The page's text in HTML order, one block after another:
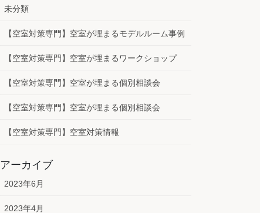
未分類
【空室対策専門】空室が埋まるモデルルーム事例
【空室対策専門】空室が埋まるワークショップ
【空室対策専門】空室が埋まる個別相談会
【空室対策専門】空室が埋まる個別相談会
【空室対策専門】空室対策情報
アーカイブ
2023年6月
2023年4月